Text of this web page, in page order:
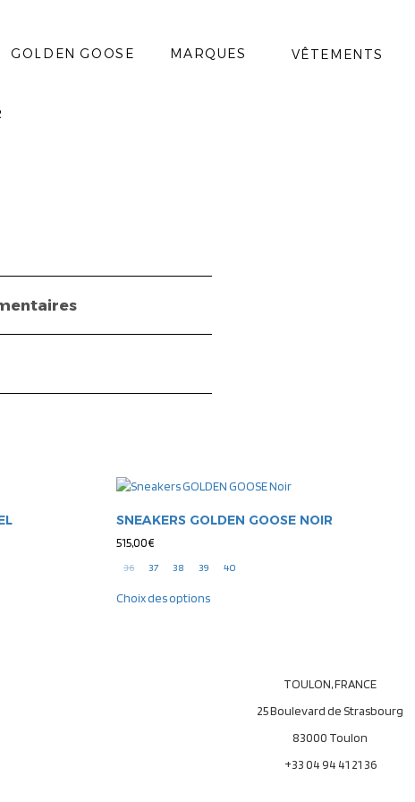
GOLDEN GOOSE MARQUES VÊTEMENTS
SNEAKERS GOLDEN GOOSE NOIR
515,00€
36
37 38 39 40
Choix des options
TOULON, FRANCE
25 Boulevard de Strasbourg
83000 Toulon
+33 04 94 41 21 36